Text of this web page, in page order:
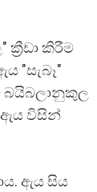
ක්‍රීඩා කිරීම
"සැබෑ"
බයිබලානුකුල
ඇය විසින්
ඇය සිය